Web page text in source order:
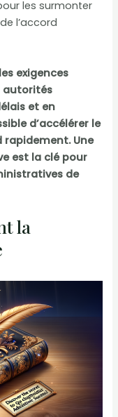
les surmonter
l’accord
exigences
autorités
et en
d’accélérer le
rapidement. Une
est la clé pour
de
la